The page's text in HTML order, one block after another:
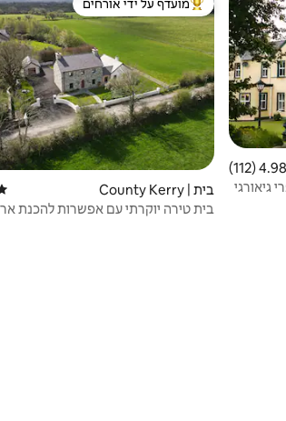
של 4.98 מתוך 5, 112 ביקורות4.98 (112)
גיאורגי
מוביל בקרב נכסים מועדפים על ידי
מועדף על ידי אורחים
בית | County Kerry
בית טירה יוקרתי עם אפשרות להכנת